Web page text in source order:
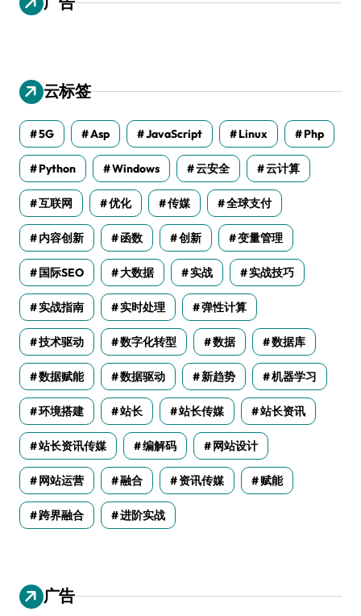
云标签
5G Asp JavaScript Linux Php
Python Windows 云安全 云计算
互联网 优化 传媒 全球支付
内容创新 函数 创新 变量管理
国际SEO 大数据 实战 实战技巧
实战指南 实时处理 弹性计算
技术驱动 数字化转型 数据 数据库
数据赋能 数据驱动 新趋势 机器学习
环境搭建 站长 站长传媒 站长资讯
站长资讯传媒 编解码 网站设计
网站运营 融合 资讯传媒 赋能
跨界融合 进阶实战
广告